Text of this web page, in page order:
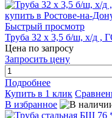
Быстрый просмотр
Труба 32 х 3,5 б/ш, х/д ,
Цена по запросу
Запросить цену
Подробнее
Купить в 1 клик
В избранное